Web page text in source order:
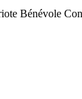
Bénévole